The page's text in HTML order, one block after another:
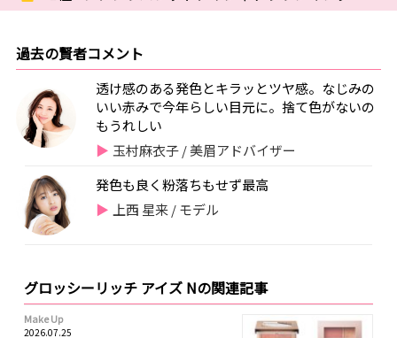
過去の賢者コメント
透け感のある発色とキラッとツヤ感。なじみの
いい赤みで今年らしい目元に。捨て色がないの
もうれしい
玉村麻衣子 / 美眉アドバイザー
発色も良く粉落ちもせず最高
上西 星来 / モデル
グロッシーリッチ アイズ Nの関連記事
Make Up
2026.07.25